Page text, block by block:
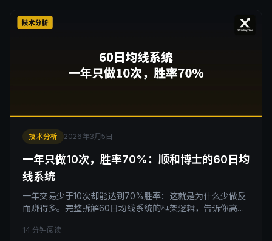
技术分析 2026年3月5日
一年只做10次，胜率70%：顺和博士的60日均
线系统
一年交易少于10次却能达到70%胜率：这就是为什么少做反
而赚得多。完整拆解60日均线系统的框架逻辑，告诉你高胜
想，让你理解交易的本质
14 分钟阅读